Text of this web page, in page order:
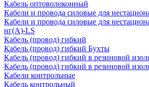
Кабель оптоволоконный
Кабели и провода силовые для
Кабели и провода силовые для
нг(А)-LS
Кабель (провод) гибкий
Кабель (провод) гибкий Бухты
Кабель (провод) гибкий в резиновой
Кабель (провод) гибкий в резиновой
Кабели контрольные
Кабель контрольный